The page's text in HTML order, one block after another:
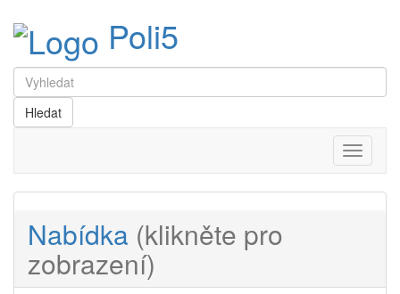
Poli5
Menu
Nabídka (klikněte pro
zobrazení)